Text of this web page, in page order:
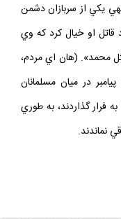
يکي از سربازان دشمن
او خيال کرد که وي
محمد». (هان اي مردم،
در ميان مسلمانان
فرار گذاردند، به طوري
نماندند.